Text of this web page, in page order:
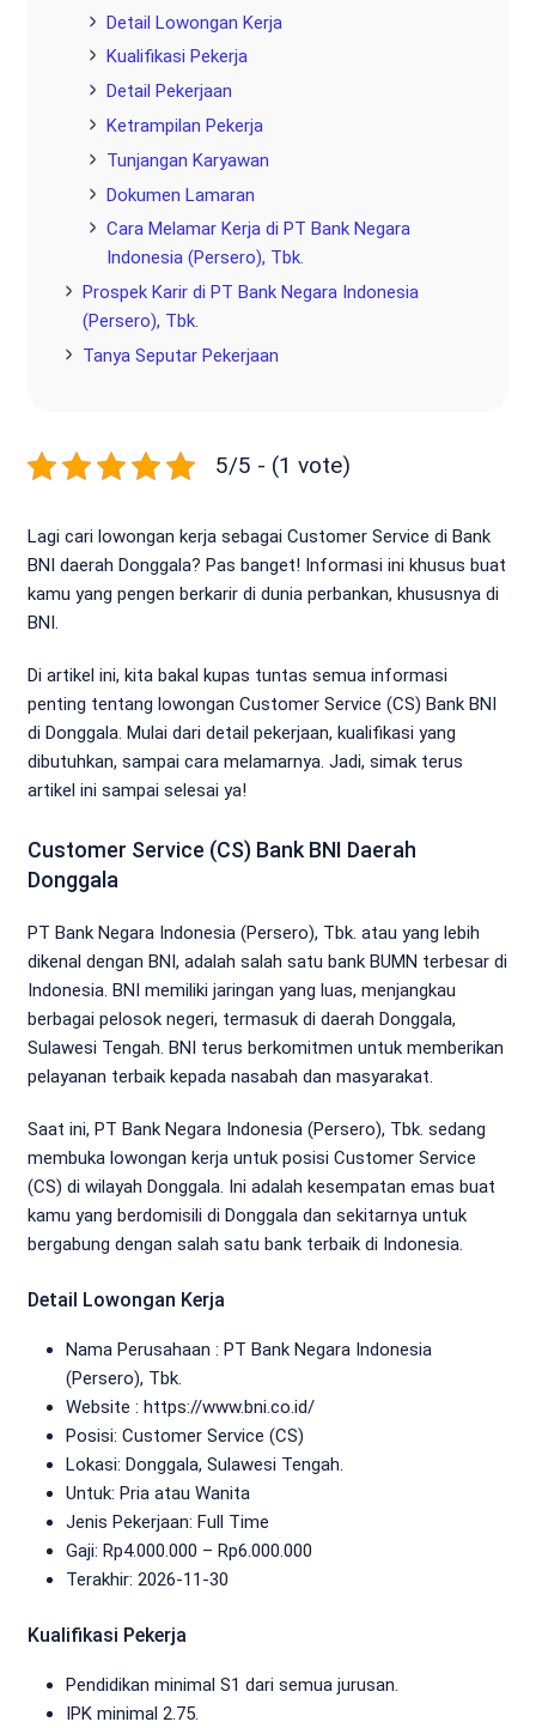
Detail Lowongan Kerja
Kualifikasi Pekerja
Detail Pekerjaan
Ketrampilan Pekerja
Tunjangan Karyawan
Dokumen Lamaran
Cara Melamar Kerja di PT Bank Negara
Indonesia (Persero), Tbk.
Prospek Karir di PT Bank Negara Indonesia
(Persero), Tbk.
Tanya Seputar Pekerjaan
5/5 - (1 vote)
Lagi cari lowongan kerja sebagai Customer Service di Bank
BNI daerah Donggala? Pas banget! Informasi ini khusus buat
kamu yang pengen berkarir di dunia perbankan, khususnya di
BNI.
Di artikel ini, kita bakal kupas tuntas semua informasi
penting tentang lowongan Customer Service (CS) Bank BNI
di Donggala. Mulai dari detail pekerjaan, kualifikasi yang
dibutuhkan, sampai cara melamarnya. Jadi, simak terus
artikel ini sampai selesai ya!
Customer Service (CS) Bank BNI Daerah
Donggala
PT Bank Negara Indonesia (Persero), Tbk. atau yang lebih
dikenal dengan BNI, adalah salah satu bank BUMN terbesar di
Indonesia. BNI memiliki jaringan yang luas, menjangkau
berbagai pelosok negeri, termasuk di daerah Donggala,
Sulawesi Tengah. BNI terus berkomitmen untuk memberikan
pelayanan terbaik kepada nasabah dan masyarakat.
Saat ini, PT Bank Negara Indonesia (Persero), Tbk. sedang
membuka lowongan kerja untuk posisi Customer Service
(CS) di wilayah Donggala. Ini adalah kesempatan emas buat
kamu yang berdomisili di Donggala dan sekitarnya untuk
bergabung dengan salah satu bank terbaik di Indonesia.
Detail Lowongan Kerja
Nama Perusahaan : PT Bank Negara Indonesia
(Persero), Tbk.
Website : https://www.bni.co.id/
Posisi: Customer Service (CS)
Lokasi: Donggala, Sulawesi Tengah.
Untuk: Pria atau Wanita
Jenis Pekerjaan: Full Time
Gaji: Rp4.000.000 – Rp6.000.000
Terakhir: 2026-11-30
Kualifikasi Pekerja
Pendidikan minimal S1 dari semua jurusan.
IPK minimal 2.75.